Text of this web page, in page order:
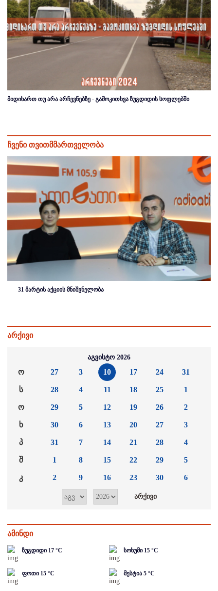
მიდიხართ თუ არა არჩევნებზე - გამოკითხვა ზუგდიდის სოფლებში
ჩვენი თვითმმართველობა
31 მარტის აქციის მნიშვნელობა
არქივი
აგვისტო 2026
ო
ს
ო
ხ
პ
შ
კ
27
28
29
30
31
1
2
3
4
5
6
7
8
9
10
11
12
13
14
15
16
17
18
19
20
21
22
23
24
25
26
27
28
29
30
31
1
2
3
4
5
6
ამინდი
ზუგდიდი 17 °C სოხუმი 15 °C
ფოთი 15 °C მესტია 5 °C